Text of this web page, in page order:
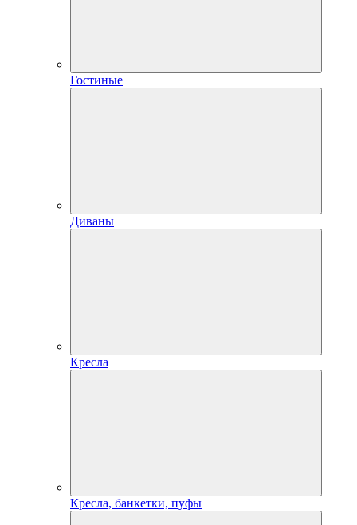
Гостиные
Диваны
Кресла
Кресла, банкетки, пуфы